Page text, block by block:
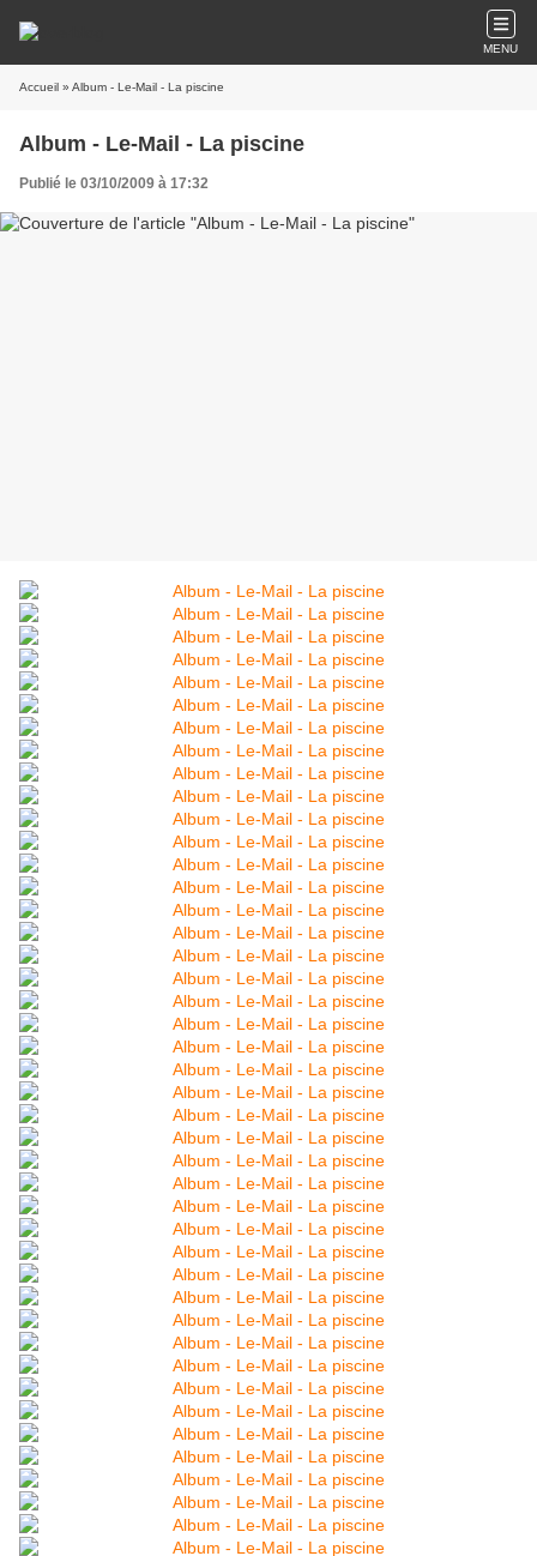
MENU
Accueil » Album - Le-Mail - La piscine
Album - Le-Mail - La piscine
Publié le 03/10/2009 à 17:32